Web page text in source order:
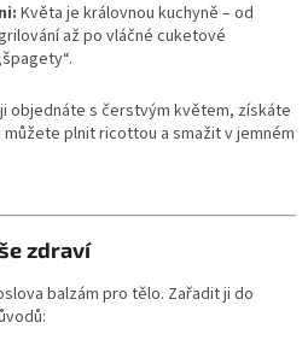
Květa je královnou kuchyně – od
až po vláčné cuketové
objednáte s čerstvým květem, získáte
plnit ricottou a smažit v jemném
zdraví
balzám pro tělo. Zařadit ji do